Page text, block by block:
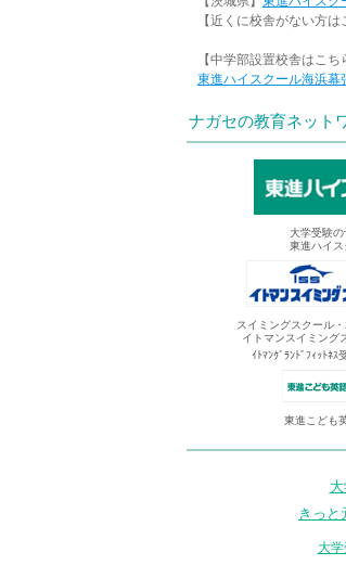
【近くに校舎がない方は
【中学部設置校舎はこち
東進ハイスクール海浜幕
ナガセの教育ネット
大学受験の
東進ハイ
スイミングスクール
イトマンスイミング
ｲﾄﾏﾝｸﾞﾗﾝﾄﾞﾌｨｯﾄﾈｽ
東進こども
きっと
大